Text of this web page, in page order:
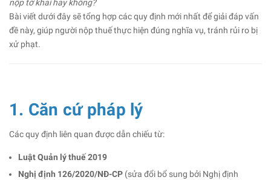
nộp tờ khai hay không?
Bài viết dưới đây sẽ tổng hợp các quy định mới nhất để giải đáp vấn
đề này, giúp người nộp thuế thực hiện đúng nghĩa vụ, tránh rủi ro bị
xử phạt.
1. Căn cứ pháp lý
Các quy định liên quan được dẫn chiếu từ:
Luật Quản lý thuế 2019
Nghị định 126/2020/NĐ-CP (sửa đổi bổ sung bởi Nghị định